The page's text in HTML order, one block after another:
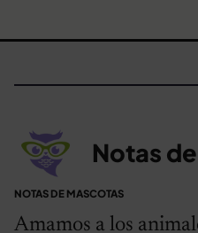
Notas
NOTAS DE MASCOTAS
Amamos a los